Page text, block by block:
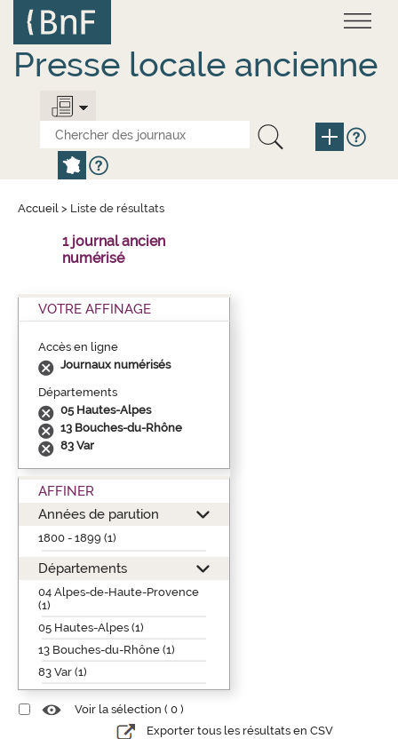
contenu
principal
Presse locale ancienne
Accueil > Liste de résultats
1 journal ancien
numérisé
VOTRE AFFINAGE
Accès en ligne
Journaux numérisés
Départements
05 Hautes-Alpes
13 Bouches-du-Rhône
83 Var
AFFINER
Années de parution
1800 - 1899 (1)
Départements
04 Alpes-de-Haute-Provence
(1)
05 Hautes-Alpes (1)
13 Bouches-du-Rhône (1)
83 Var (1)
Voir la sélection ( 0 )
Exporter tous les résultats en CSV
Panneau de gestion des cookies